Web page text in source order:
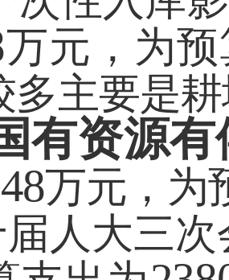
万元，为
多主要是
有资源
万元，为
人大三